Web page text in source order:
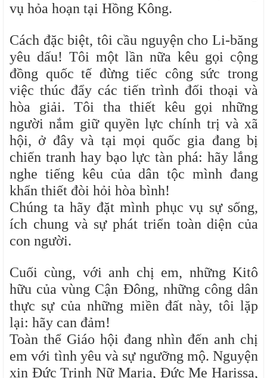
vụ hỏa hoạn tại Hồng Kông.
Cách đặc biệt, tôi cầu nguyện cho Li-băng
yêu dấu! Tôi một lần nữa kêu gọi cộng
đồng quốc tế đừng tiếc công sức trong
việc thúc đẩy các tiến trình đối thoại và
hòa giải. Tôi tha thiết kêu gọi những
người nắm giữ quyền lực chính trị và xã
hội, ở đây và tại mọi quốc gia đang bị
chiến tranh hay bạo lực tàn phá: hãy lắng
nghe tiếng kêu của dân tộc mình đang
khẩn thiết đòi hỏi hòa bình!
Chúng ta hãy đặt mình phục vụ sự sống,
ích chung và sự phát triển toàn diện của
con người.
Cuối cùng, với anh chị em, những Kitô
hữu của vùng Cận Đông, những công dân
thực sự của những miền đất này, tôi lặp
lại: hãy can đảm!
Toàn thể Giáo hội đang nhìn đến anh chị
em với tình yêu và sự ngưỡng mộ. Nguyện
xin Đức Trinh Nữ Maria, Đức Mẹ Harissa,